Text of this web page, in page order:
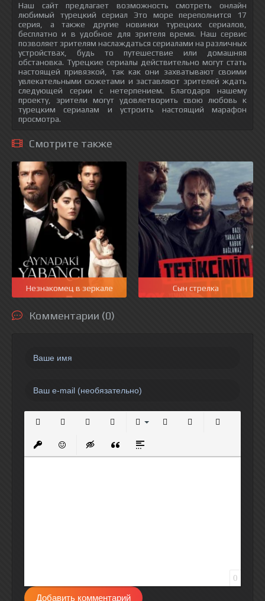
Наш сайт предлагает возможность смотреть онлайн
любимый турецкий сериал Это море переполнится 17
серия, а также другие новинки турецких сериалов,
бесплатно и в удобное для зрителя время. Наш сервис
позволяет зрителям наслаждаться сериалами на различных
устройствах, будь то путешествие или домашняя
обстановка. Турецкие сериалы действительно могут стать
настоящей привязкой, так как они захватывают своими
увлекательными сюжетами и заставляют зрителей ждать
следующей серии с нетерпением. Благодаря нашему
проекту, зрители могут удовлетворить свою любовь к
турецким сериалам и устроить настоящий марафон
просмотра.
Смотрите также
Незнакомец в зеркале Сын стрелка
Комментарии (0)
Вставить защищенную ссылку
Вставить смайлик
Вставка скрытого текста
Вставка цитаты
Вставка спойлера
0
Добавить комментарий